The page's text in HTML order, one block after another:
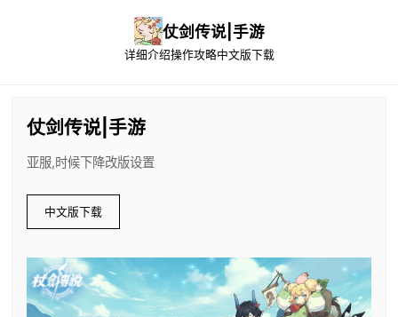
仗剑传说|手游
详细介绍操作攻略中文版下载
仗剑传说|手游
亚服,时候下降改版设置
中文版下载